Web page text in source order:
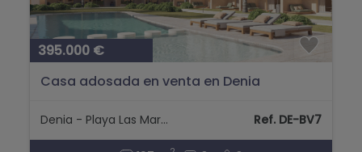
395.000 €
Casa adosada en venta en Denia
Denia - Playa Las Marinas Ref. DE-BV7